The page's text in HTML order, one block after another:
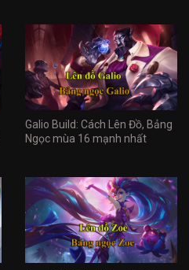
Galio Build: Cách Lên Đồ, Bảng
Ngọc mùa 16 mạnh nhất